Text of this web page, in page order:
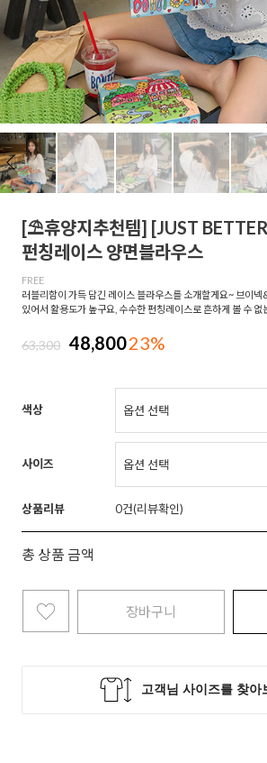
[⛱️휴양지추천템] [JUST
펀칭레이스 양면블라우스
FREE
러블리함이 가득 담긴 레이스 블라우스를 소개할게요~ 브이
있어서 활용도가 높구요, 수수한 펀칭레이스로 흔하게 볼 수 없
63,300 48,80023%
색상
사이즈
상품리뷰 0
총 상품 금액
장바구니